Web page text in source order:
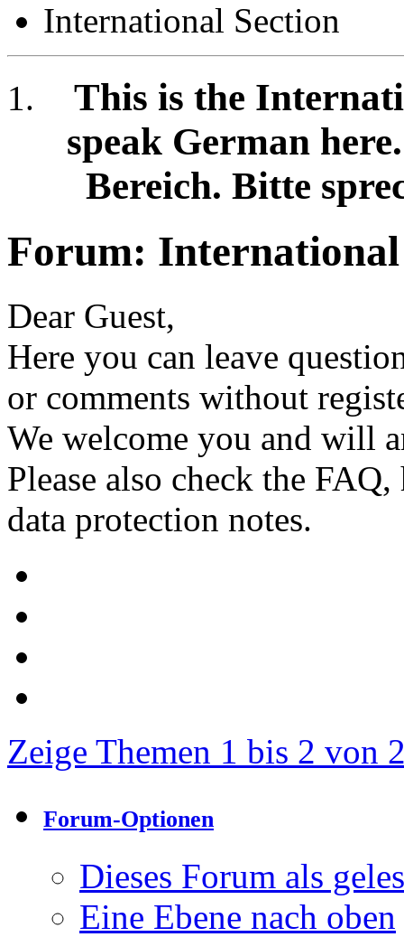
International Section
This is the
speak German
Bereich. Bitte
Forum: International
Dear Guest,
Here you can leave
or comments without
We welcome you and will
Please also check the
data protection notes.
Zeige Themen 1 bis 2 von
Forum-Optionen
Dieses Forum als
Eine Ebene nach oben